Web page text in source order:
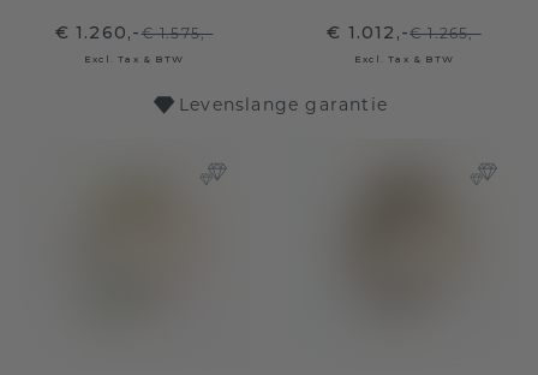
€ 1.260,-€ 1.575,-
Excl. Tax & BTW
€ 1.012,-€ 1.265,-
Excl. Tax & BTW
Levenslange garantie